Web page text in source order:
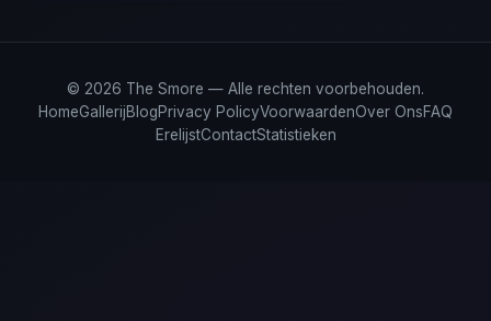
© 2026 The Smore — Alle rechten voorbehouden.
HomeGallerijBlogPrivacy PolicyVoorwaardenOver OnsFAQ
ErelijstContactStatistieken